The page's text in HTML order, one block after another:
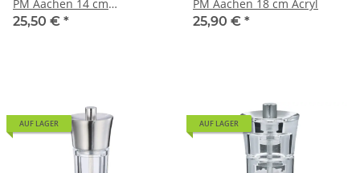
PM Aachen 14 cm
Edelstahl/Acryl
25,50 € *
PM Aachen 18 cm Acryl
25,90 € *
AUF LAGER AUF LAGER